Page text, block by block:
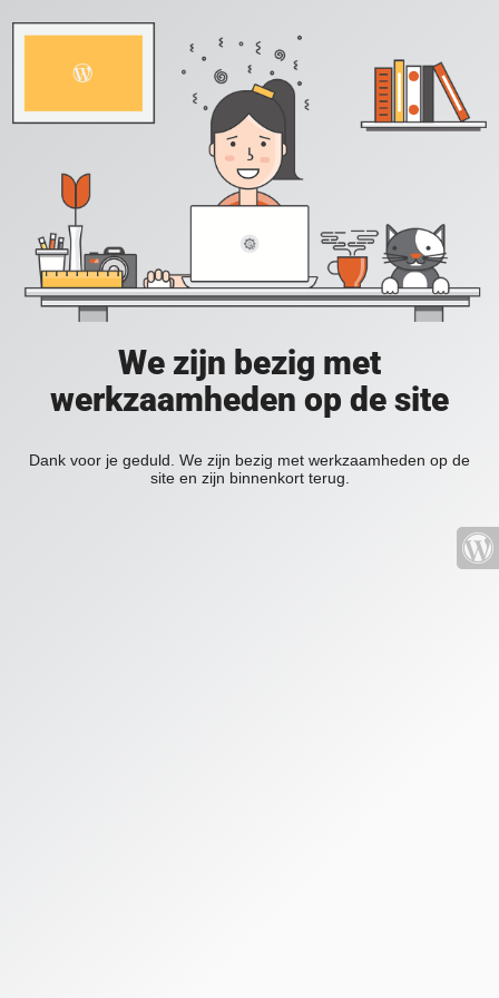
We zijn bezig met
werkzaamheden op de site
Dank voor je geduld. We zijn bezig met werkzaamheden op de
site en zijn binnenkort terug.